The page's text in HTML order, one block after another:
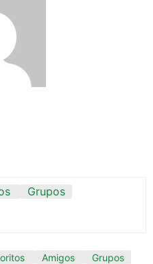
Grupos
Amigos Grupos